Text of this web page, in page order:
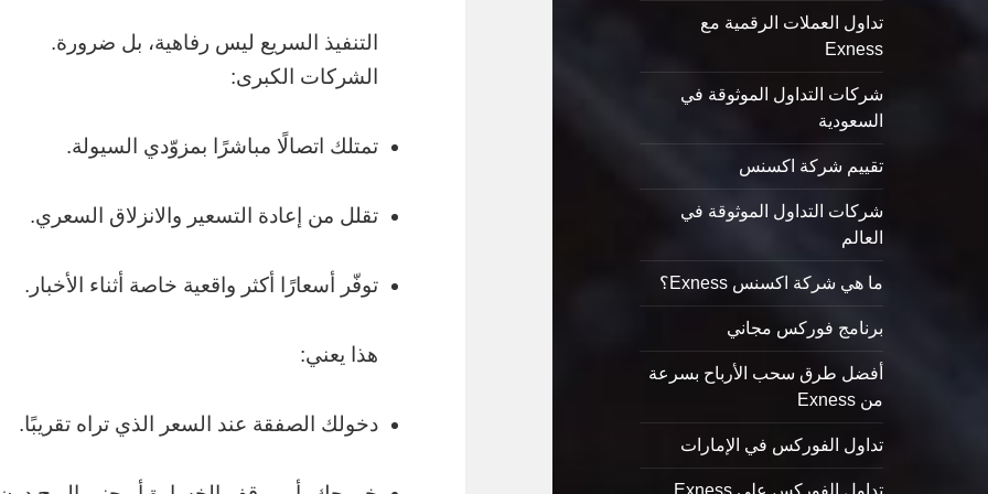
تداول العملات الرقمية مع
Exness
شركات التداول الموثوقة في
السعودية
تقييم شركة اكسنس
شركات التداول الموثوقة في
العالم
ما هي شركة اكسنس Exness؟
برنامج فوركس مجاني
أفضل طرق سحب الأرباح بسرعة
من Exness
تداول الفوركس في الإمارات
تداول الفوركس على Exness
التنفيذ السريع ليس رفاهية، بل ضرورة.
الشركات الكبرى:
تمتلك اتصالًا مباشرًا بمزوّدي السيولة.
تقلل من إعادة التسعير والانزلاق السعري.
توفّر أسعارًا أكثر واقعية خاصة أثناء الأخبار.
هذا يعني:
دخولك الصفقة عند السعر الذي تراه تقريبًا.